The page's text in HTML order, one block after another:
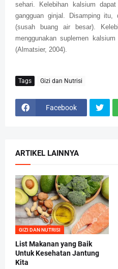
sehari. Kelebihan kalsium
gangguan ginjal. Disamping itu,
(susah buang air besar).
menggunakan suplemen
(Almatsier, 2004).
Tags Gizi dan Nutrisi
Facebook
ARTIKEL LAINNYA
GIZI DAN NUTRISI
List Makanan yang Baik
Untuk Kesehatan Jantung
Kita